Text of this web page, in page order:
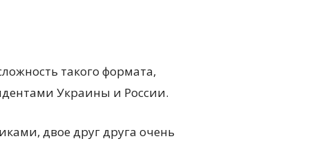
такого формата,
Украины и России.
двое друг друга очень